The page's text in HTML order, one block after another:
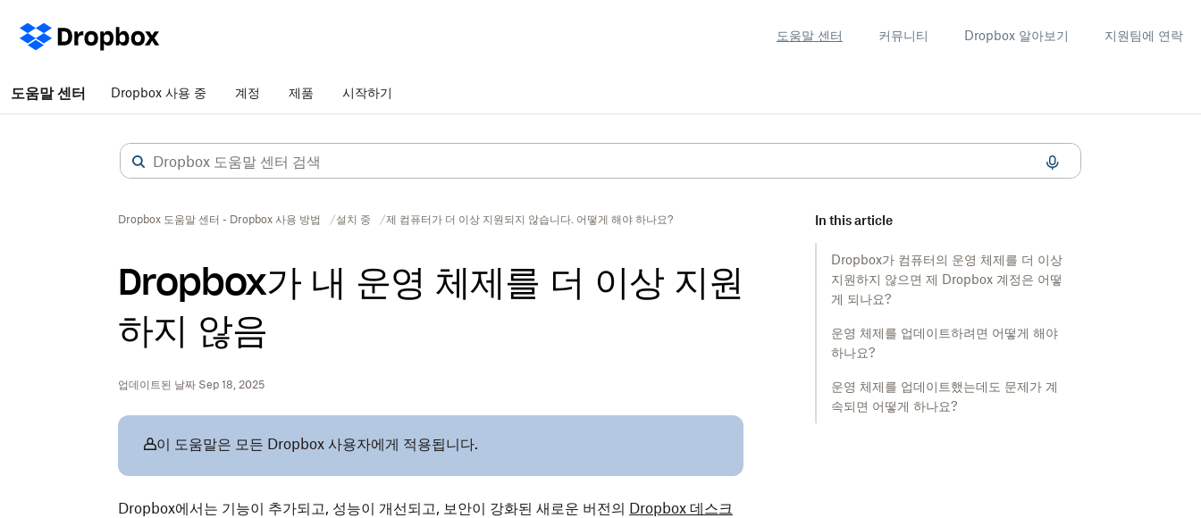
도움말 센터 커뮤니티 Dropbox 알아보기 지원팀에 연락
도움말 센터 Dropbox 사용 중 계정 제품 시작하기
Dropbox 도움말 센터 - Dropbox 사용 방법 설치 중 제 컴퓨터가 더 이상 지원되지 않습니다. 어떻게 해야 하나요?
Dropbox가 내 운영 체제를 더 이상 지원
하지 않음
업데이트된 날짜 Sep 18, 2025
In this article
Dropbox가 컴퓨터의 운영 체제를 더 이상
지원하지 않으면 제 Dropbox 계정은 어떻
게 되나요?
운영 체제를 업데이트하려면 어떻게 해야
하나요?
운영 체제를 업데이트했는데도 문제가 계
속되면 어떻게 하나요?
이 도움말은 모든 Dropbox 사용자에게 적용됩니다.
Dropbox에서는 기능이 추가되고, 성능이 개선되고, 보안이 강화된 새로운 버전의 Dropbox 데스크